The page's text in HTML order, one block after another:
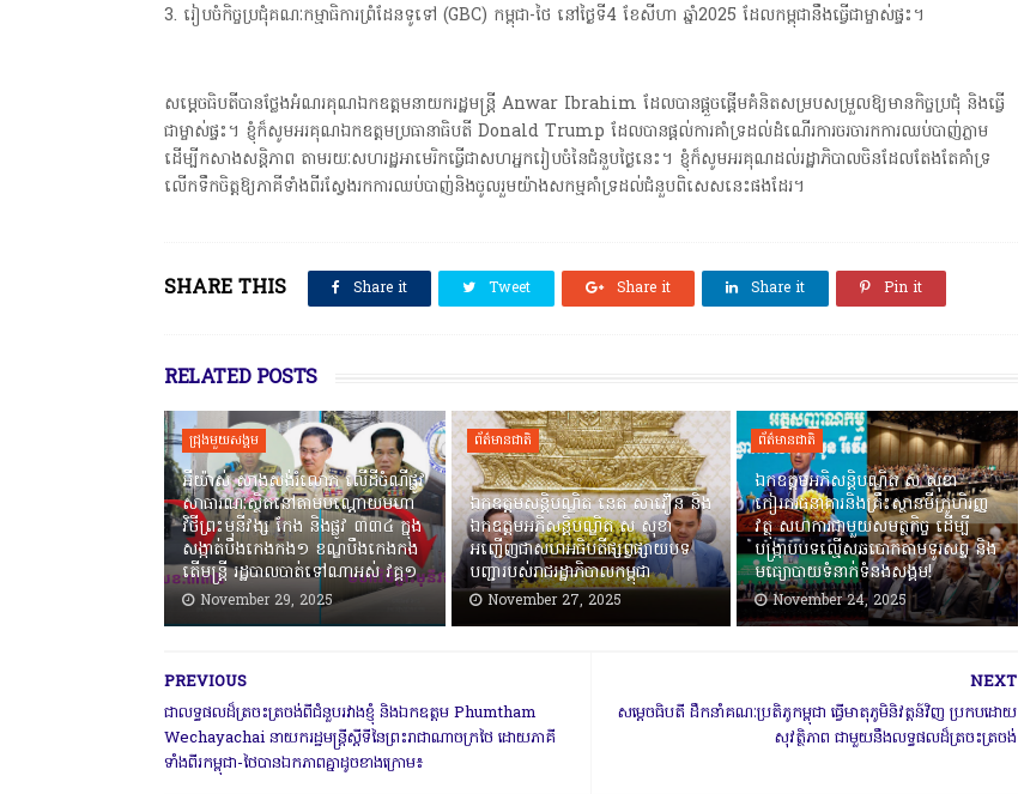
3. រៀបចំកិច្ចប្រជុំគណៈកម្មាធិការព្រំដែនទូទៅ (GBC) កម្ពុជា-ថៃ នៅថ្ងៃទី4 ខែសីហា ឆ្នាំ2025 ដែលកម្ពុជានឹងធ្វើជាម្ចាស់ផ្ទះ។
សម្តេចធិបតីបានថ្លែងអំណរគុណឯកឧត្តមនាយករដ្ឋមន្ត្រី Anwar Ibrahim ដែលបានផ្តួចផ្តើមគំនិតសម្របសម្រួលឱ្យមានកិច្ចប្រជុំ និងធ្វើ
ជាម្ចាស់ផ្ទះ។ ខ្ញុំក៏សូមអរគុណឯកឧត្តមប្រធានាធិបតី Donald Trump ដែលបានផ្តល់ការគាំទ្រដល់ដំណើរការចរចារកការឈប់បាញ់ភ្លាម
ដើម្បីកសាងសន្តិភាព តាមរយៈសហរដ្ឋអាមេរិកធ្វើជាសហអ្នករៀបចំនៃជំនួបថ្ងៃនេះ។ ខ្ញុំក៏សូមអរគុណដល់រដ្ឋាភិបាលចិនដែលតែងតែគាំទ្រ
លើកទឹកចិត្តឱ្យភាគីទាំងពីរស្វែងរកការឈប់បាញ់និងចូលរួមយ៉ាងសកម្មគាំទ្រដល់ជំនួបពិសេសនេះផងដែរ។
SHARE THIS Share it Tweet Share it Share it Pin it
RELATED POSTS
ជ្រុងមួយសង្គម
អីយ៉ាស់ សាងសង់រំលោភ លើដីចំណីផ្លូវ
សាធារណៈស្ថិតនៅតាមបណ្ដោយមហា
វិថីព្រះមុនីវង្ស កែង និងផ្លូវ ៣៣៤ ក្នុង
សង្កាត់បឹងកេងកង១ ខណ្ឌបឹងកេងកង
តើមន្ត្រី រដ្ឋបាលបាត់ទៅណាអស់ វគ្គ១
November 29, 2025
ព័ត៌មានជាតិ
ឯកឧត្តមសន្តិបណ្ឌិត នេត សាវឿន និង
ឯកឧត្តមអភិសន្តិបណ្ឌិត ស សុខា
អញ្ជើញជាសហអធិបតីផ្សព្វផ្សាយបទ
បញ្ជារបស់រាជរដ្ឋាភិបាលកម្ពុជា
November 27, 2025
ព័ត៌មានជាតិ
ឯកឧត្តមអភិសន្តិបណ្ឌិត ស សុខា
កៀរគរធនាគារនិងគ្រឹះស្ថានមីក្រូហិរញ្ញ
វត្ថុ សហការជាមួយសមត្ថកិច្ច ដើម្បី
បង្ក្រាបបទល្មើសឆបោកតាមទូរសព្ទ និង
មធ្យោបាយទំនាក់ទំនងសង្គម!
November 24, 2025
NEXT
សម្តេចធិបតី ដឹកនាំគណៈប្រតិភូកម្ពុជា ធ្វើមាតុភូមិនិវត្តន៍វិញ ប្រកបដោយ
សុវត្ថិភាព ជាមួយនឹងលទ្ធផលដ៏ត្រចះត្រចង់
PREVIOUS
ជាលទ្ធផលដ៏ត្រចះត្រចង់ពីជំនួបរវាងខ្ញុំ និងឯកឧត្ដម Phumtham
Wechayachai នាយករដ្ឋមន្ត្រីស្តីទីនៃព្រះរាជាណាចក្រថៃ ដោយភាគី
ទាំងពីរកម្ពុជា-ថៃបានឯកភាពគ្នាដូចខាងក្រោម៖